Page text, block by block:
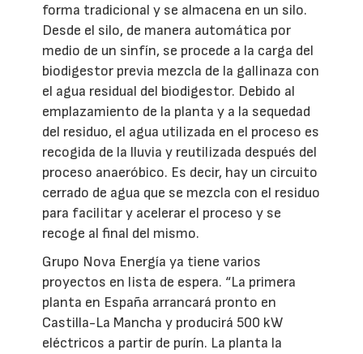
forma tradicional y se almacena en un silo.
Desde el silo, de manera automática por
medio de un sinfín, se procede a la carga del
biodigestor previa mezcla de la gallinaza con
el agua residual del biodigestor. Debido al
emplazamiento de la planta y a la sequedad
del residuo, el agua utilizada en el proceso es
recogida de la lluvia y reutilizada después del
proceso anaeróbico. Es decir, hay un circuito
cerrado de agua que se mezcla con el residuo
para facilitar y acelerar el proceso y se
recoge al final del mismo.
Grupo Nova Energía ya tiene varios
proyectos en lista de espera. “La primera
planta en España arrancará pronto en
Castilla-La Mancha y producirá 500 kW
eléctricos a partir de purín. La planta la